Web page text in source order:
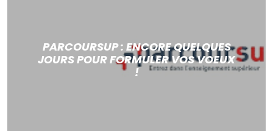
PARCOURSUP : ENCORE QUELQUES
JOURS POUR FORMULER VOS VOEUX
!